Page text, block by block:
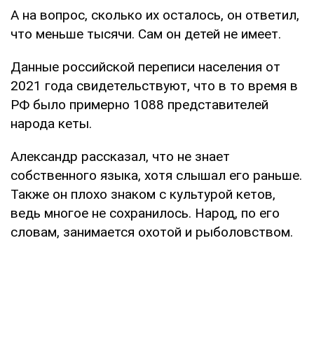
А на вопрос, сколько их осталось, он ответил,
что меньше тысячи. Сам он детей не имеет.
Данные российской переписи населения от
2021 года свидетельствуют, что в то время в
РФ было примерно 1088 представителей
народа кеты.
Александр рассказал, что не знает
собственного языка, хотя слышал его раньше.
Также он плохо знаком с культурой кетов,
ведь многое не сохранилось. Народ, по его
словам, занимается охотой и рыболовством.